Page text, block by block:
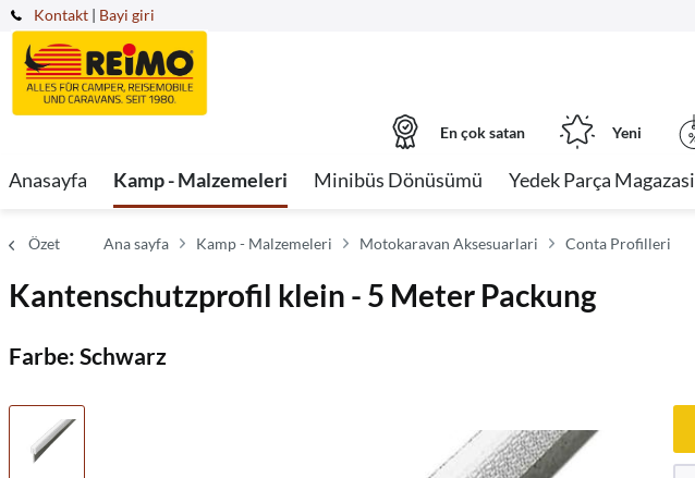
Kontakt | Bayi giri
En çok satan Yeni
Anasayfa Kamp - Malzemeleri Minibüs Dönüsümü Yedek Parça Magazasi
Özet Ana sayfa Kamp - Malzemeleri Motokaravan Aksesuarlari Conta Profilleri
Kantenschutzprofil klein - 5 Meter Packung
Farbe: Schwarz